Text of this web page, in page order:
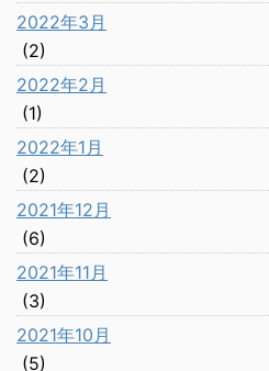
2022年3月
(2)
2022年2月
(1)
2022年1月
(2)
2021年12月
(6)
2021年11月
(3)
2021年10月
(5)